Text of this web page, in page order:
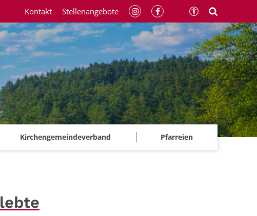
Kirchengemeindeverband Pfarreien
Kontakt Stellenangebote